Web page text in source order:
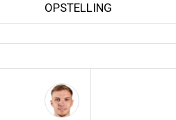
OPSTELLING